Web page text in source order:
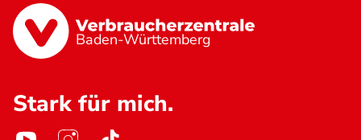
Baden-Württemberg
Stark für mich.